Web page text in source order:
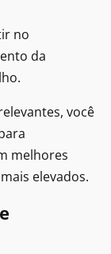
no
da
você
melhores
elevados.